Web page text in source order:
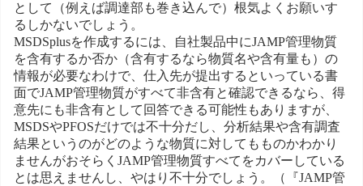
として（例えば調達部も巻き込んで）根気よくお願いす
るしかないでしょう。
MSDSplusを作成するには、自社製品中にJAMP管理物質
を含有するか否か（含有するなら物質名や含有量も）の
情報が必要なわけで、仕入先が提出するといっている書
面でJAMP管理物質がすべて非含有と確認できるなら、得
意先にも非含有として回答できる可能性もありますが、
MSDSやPFOSだけでは不十分だし、分析結果や含有調査
結果というのがどのような物質に対してもものかわかり
ませんがおそらくJAMP管理物質すべてをカバーしている
とは思えませんし、やはり不十分でしょう。（『JAMP管